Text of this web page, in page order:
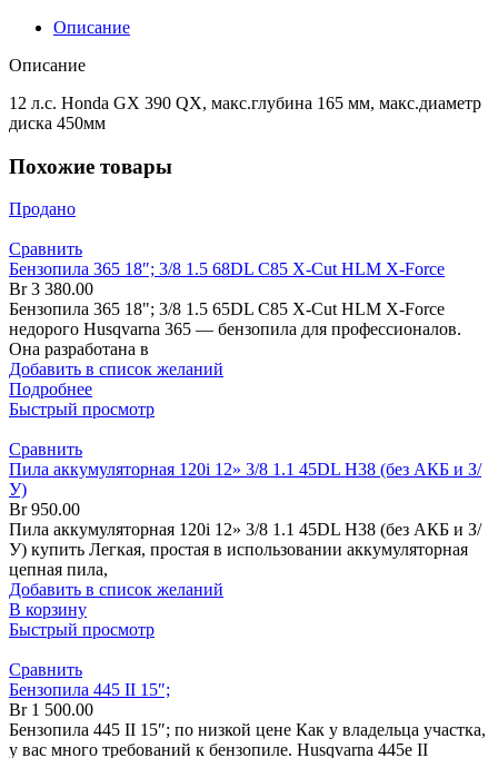
Описание
Описание
12 л.с. Honda GX 390 QX, макс.глубина 165 мм, макс.диаметр
диска 450мм
Похожие товары
Продано
Сравнить
Бензопила 365 18″; 3/8 1.5 68DL C85 X-Cut HLM X-Force
Br3 380.00
Бензопила 365 18"; 3/8 1.5 65DL C85 X-Cut HLM X-Force
недорого Husqvarna 365 — бензопила для профессионалов.
Она разработана в
Добавить в список желаний
Подробнее
Быстрый просмотр
Сравнить
Пила аккумуляторная 120i 12» 3/8 1.1 45DL H38 (без АКБ и З/
У)
Br950.00
Пила аккумуляторная 120i 12» 3/8 1.1 45DL H38 (без АКБ и З/
У) купить Легкая, простая в использовании аккумуляторная
цепная пила,
Добавить в список желаний
В корзину
Быстрый просмотр
Сравнить
Бензопила 445 II 15″;
Br1 500.00
Бензопила 445 II 15″; по низкой цене Как у владельца участка,
у вас много требований к бензопиле. Husqvarna 445e II